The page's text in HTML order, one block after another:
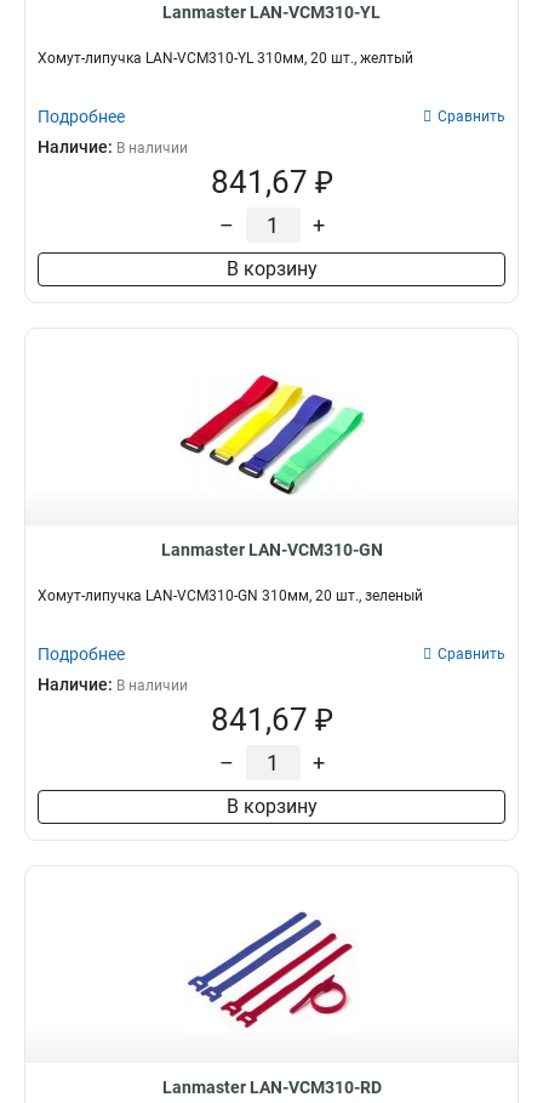
Lanmaster LAN-VCM310-YL
Хомут-липучка LAN-VCM310-YL 310мм, 20 шт., желтый
Подробнее Сравнить
Наличие: В наличии
841,67 ₽
– +
В корзину
Lanmaster LAN-VCM310-GN
Хомут-липучка LAN-VCM310-GN 310мм, 20 шт., зеленый
Подробнее Сравнить
Наличие: В наличии
841,67 ₽
– +
В корзину
Lanmaster LAN-VCM310-RD